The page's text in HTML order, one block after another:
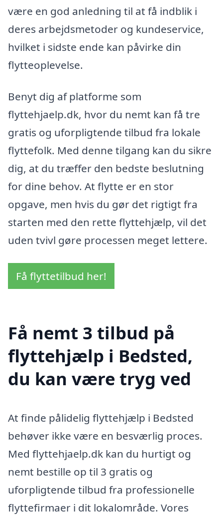
være en god anledning til at få indblik i
deres arbejdsmetoder og kundeservice,
hvilket i sidste ende kan påvirke din
flytteoplevelse.
Benyt dig af platforme som
flyttehjaelp.dk, hvor du nemt kan få tre
gratis og uforpligtende tilbud fra lokale
flyttefolk. Med denne tilgang kan du sikre
dig, at du træffer den bedste beslutning
for dine behov. At flytte er en stor
opgave, men hvis du gør det rigtigt fra
starten med den rette flyttehjælp, vil det
uden tvivl gøre processen meget lettere.
Få flyttetilbud her!
Få nemt 3 tilbud på
flyttehjælp i Bedsted,
du kan være tryg ved
At finde pålidelig flyttehjælp i Bedsted
behøver ikke være en besværlig proces.
Med flyttehjaelp.dk kan du hurtigt og
nemt bestille op til 3 gratis og
uforpligtende tilbud fra professionelle
flyttefirmaer i dit lokalområde. Vores